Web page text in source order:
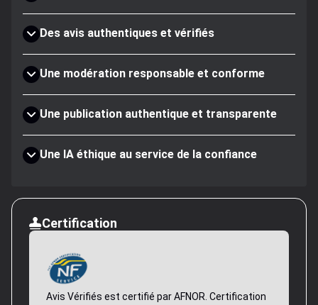
Des avis authentiques et vérifiés
Une modération responsable et conforme
Une publication authentique et transparente
Une IA éthique au service de la confiance
Certification
Avis Vérifiés est certifié par AFNOR. Certification